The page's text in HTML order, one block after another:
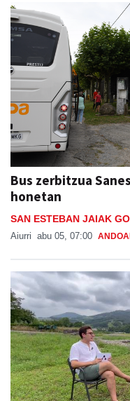
Bus zerbitzua
honetan
SAN ESTEBAN JAIAK